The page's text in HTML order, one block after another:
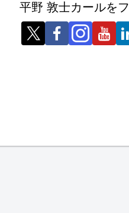
平野 敦士カールを